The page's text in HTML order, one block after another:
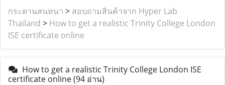
กระดานสนทนา > สอบถามสินค้าจาก Hyper Lab
Thailand > How to get a realistic Trinity College London
ISE certificate online
How to get a realistic Trinity College London ISE
certificate online(94 อ่าน)